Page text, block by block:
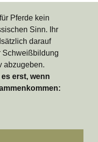
Pferde kein
Sinn. Ihr
darauf
Schweißbildung
abzugeben.
erst, wenn